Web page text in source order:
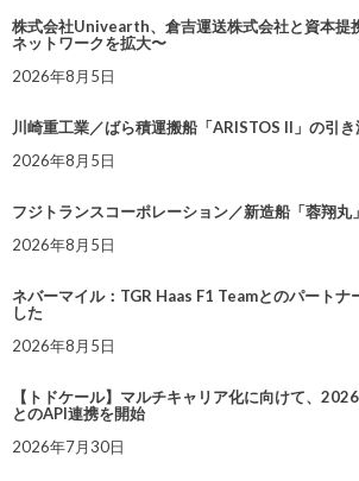
株式会社Univearth、倉吉運送株式会社と資本提
ネットワークを拡大〜
2026年8月5日
川崎重工業／ばら積運搬船「ARISTOS II」の引き
2026年8月5日
フジトランスコーポレーション／新造船「蓉翔丸
2026年8月5日
ネバーマイル：TGR Haas F1 Teamとのパートナ
した
2026年8月5日
【トドケール】マルチキャリア化に向けて、
とのAPI連携を開始
2026年7月30日